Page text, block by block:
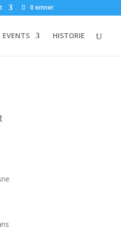
0 emner
EVENTS HISTORIE